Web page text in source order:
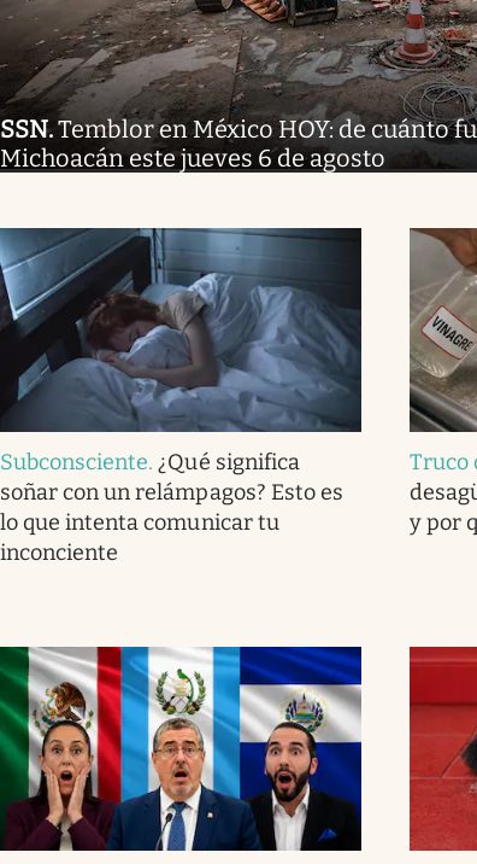
SSN.Temblor en México HOY: de cuánto
Michoacán este jueves 6 de agosto
Subconsciente. ¿Qué significa
soñar con un relámpagos? Esto es
lo que intenta comunicar tu
inconciente
Truco
y por